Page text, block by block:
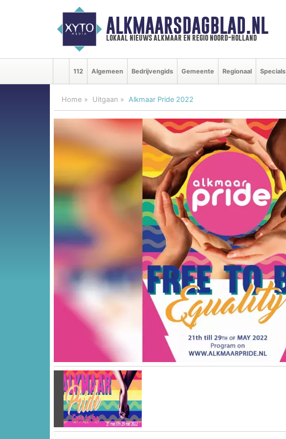
ALKMAARSDAGBLAD.NL
lokaal nieuws alkmaar en regio noord-holland
112 Algemeen Bedrijvengids Gemeente Regionaal Specials
Home Uitgaan Alkmaar Pride 2022
Vorige